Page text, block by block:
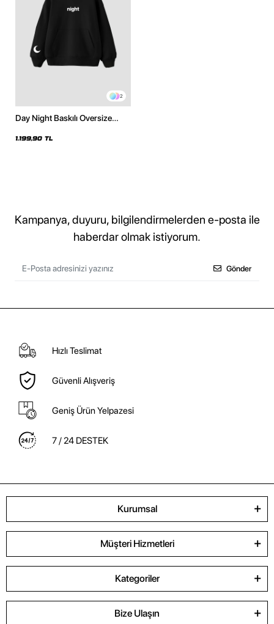
2
Day Night Baskılı Oversize
1.199,90 TL
Kampanya, duyuru, bilgilendirmelerden e-posta ile
haberdar olmak istiyorum.
Gönder
Hızlı Teslimat
Güvenli Alışveriş
Geniş Ürün Yelpazesi
7 / 24 DESTEK
Kurumsal
Müşteri Hizmetleri
Kategoriler
Bize Ulaşın